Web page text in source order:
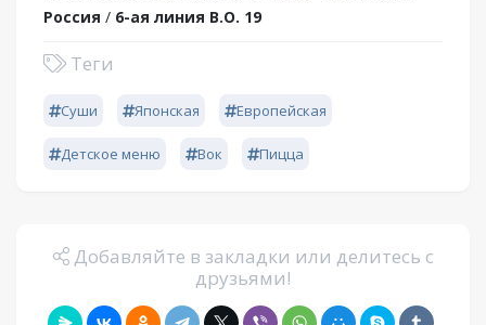
Россия / 6-ая линия В.О. 19
Теги
Суши Японская Европейская
Детское меню Вок Пицца
Добавляйте в закладки или делитесь с
друзьями!